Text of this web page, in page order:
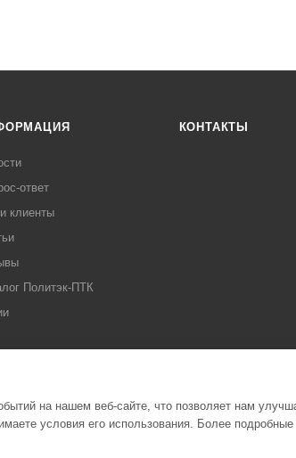
ответ
клиенты
Политэк-ПТК
КОНТАКТЫ
Политика оператора в
на нашем веб-сайте, что позволяет нам
условия его использования. Более